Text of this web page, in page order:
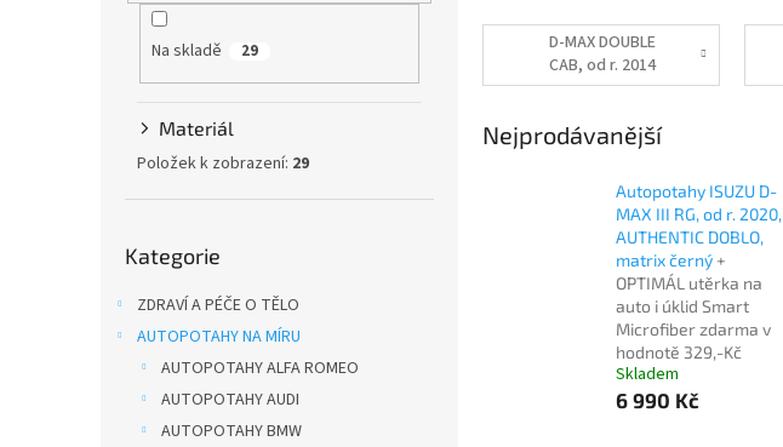
Na skladě 29
Materiál
Položek k zobrazení: 29
kategorie
Kategorie
ZDRAVÍ A PÉČE O TĚLO
AUTOPOTAHY NA MÍRU
AUTOPOTAHY ALFA ROMEO
AUTOPOTAHY AUDI
AUTOPOTAHY BMW
D-MAX DOUBLE
CAB, od r. 2014
Nejprodávanější
Autopotahy ISUZU D-
MAX III RG, od r. 2020,
AUTHENTIC DOBLO,
matrix černý +
OPTIMÁL utěrka na
auto i úklid Smart
Microfiber zdarma v
hodnotě 329,-Kč
Skladem
6 990 Kč